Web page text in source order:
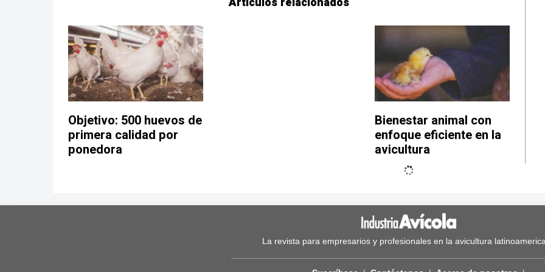
Objetivo: 500 huevos de
primera calidad por
ponedora
Bienestar animal con
enfoque eficiente en la
avicultura
La revista para empresarios y profesionales en la avicultura